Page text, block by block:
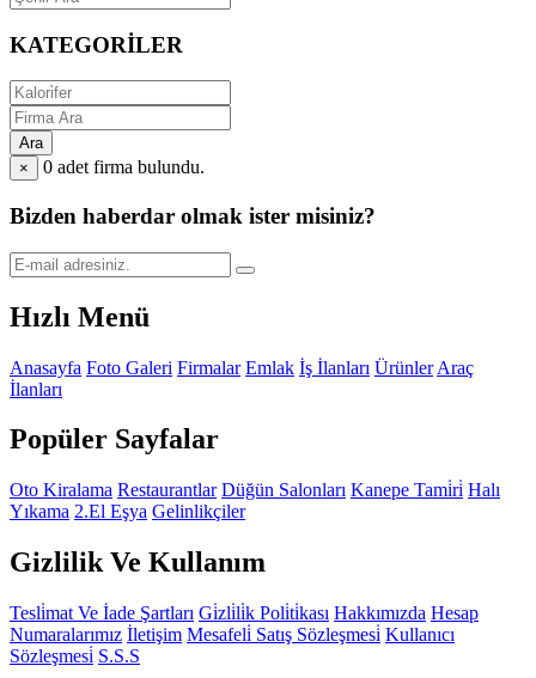
KATEGORİLER
Ara
×
0 adet firma bulundu.
Bizden haberdar olmak ister misiniz?
Hızlı Menü
Anasayfa Foto Galeri Firmalar Emlak İş İlanları Ürünler Araç
İlanları
Popüler Sayfalar
Oto Kiralama Restaurantlar Düğün Salonları Kanepe Tami̇ri̇ Halı
Yıkama 2.El Eşya Gelinlikçiler
Gizlilik Ve Kullanım
Tesli̇mat Ve İade Şartları Gi̇zli̇li̇k Poli̇ti̇kası Hakkımızda Hesap
Numaralarımız İletişim Mesafeli̇ Satış Sözleşmesi̇ Kullanıcı
Sözleşmesi̇ S.S.S